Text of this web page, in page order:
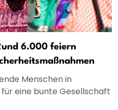
6.000 feiern
Menschen in
eine bunte Gesellschaft